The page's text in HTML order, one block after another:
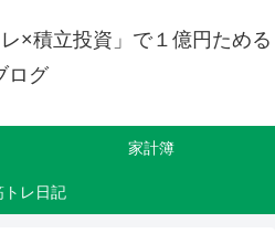
×積立投資」で１億円ためる
ログ
家計簿
トレ日記